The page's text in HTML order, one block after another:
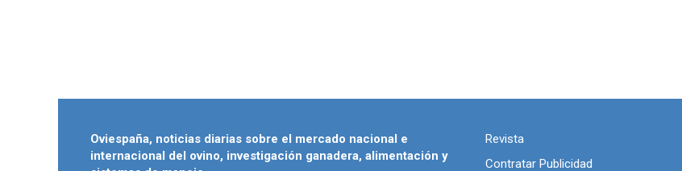
Oviespaña, noticias diarias sobre el mercado nacional e
internacional del ovino, investigación ganadera, alimentación y
Revista
Contratar Publicidad